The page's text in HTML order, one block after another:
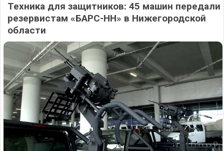
Техника для защитников: 45 машин передали
резервистам «БАРС-НН» в Нижегородской
области